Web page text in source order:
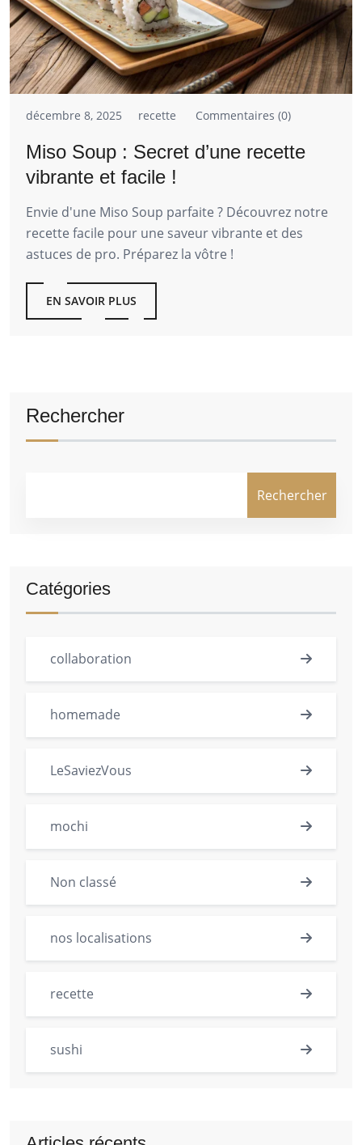
décembre 8, 2025 recette Commentaires (0)
Miso Soup : Secret d’une recette
vibrante et facile !
Envie d'une Miso Soup parfaite ? Découvrez notre
recette facile pour une saveur vibrante et des
astuces de pro. Préparez la vôtre !
EN SAVOIR PLUS
Rechercher
Rechercher
Catégories
collaboration
homemade
LeSaviezVous
mochi
Non classé
nos localisations
recette
sushi